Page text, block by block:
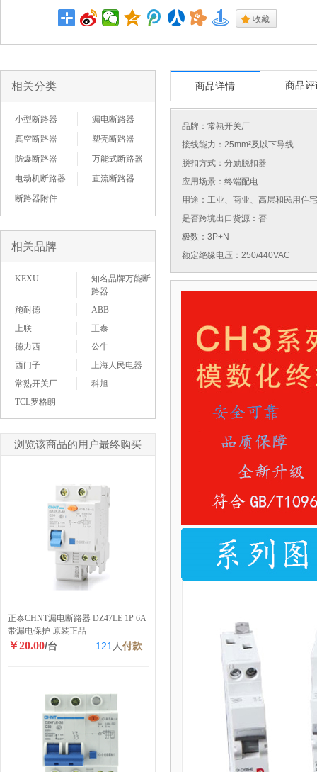
. 收藏
相关分类
小型断路器
漏电断路器
真空断路器
塑壳断路器
防爆断路器
万能式断路器
电动机断路器
直流断路器
断路器附件
相关品牌
KEXU
知名品牌万能断
路器
施耐德
ABB
上联
正泰
德力西
公牛
西门子
上海人民电器
常熟开关厂
科旭
TCL罗格朗
浏览该商品的用户最终购买
正泰CHNT漏电断路器 DZ47LE 1P 6A
带漏电保护 原装正品
￥20.00/台 121 人付款
商品详情 商品评
品牌： 常熟开关厂
接线能力：25mm²及以下导线
脱扣方式：分励脱扣器
应用场景：终端配电
用途：工业、商业、高层和民用住
是否跨境出口货源：否
极数：3P+N
额定绝缘电压：250/440VAC